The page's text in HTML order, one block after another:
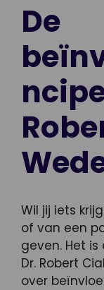
De
Wil jij iets
of van een
geven. Het
Dr. Robert
over